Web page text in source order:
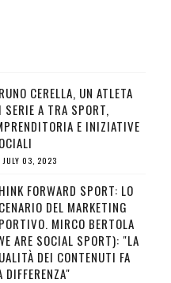
CERELLA, UN ATLETA
SERIE A TRA SPORT,
E INIZIATIVE
JULY 03, 2023
FORWARD SPORT: LO
DEL MARKETING
MIRCO BERTOLA
ARE SOCIAL SPORT): "LA
DEI CONTENUTI FA
DIFFERENZA"